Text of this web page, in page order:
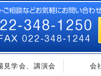
見学会、講演会 会